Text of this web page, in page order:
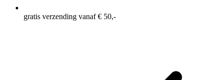
gratis verzending vanaf € 50,-